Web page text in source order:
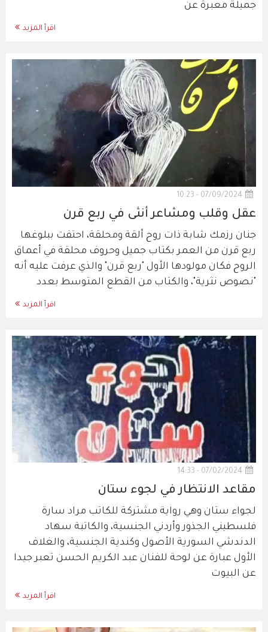
جميلة معبرة عن
اقرأ المزيد
07/09/2024 - 10:23
عقل وقلب ومشاعر أنثى في ربع قرن
جنان رزمك شابة ذات روح ألقة ومحلقة، احتفت ببلوغها
ربع قرن من العمر بكتاب جميل وحروف محلقة في أعماق
الروح فكان مولودها الأول "ربع قرن" والذي عرفت عليه أنه
"نصوص نثرية"، والكتاب من القطع المتوسط بعدد
اقرأ المزيد
07/02/2024 - 14:33
مقاعد الانتظار في لجوء ستان
لجواء ستان وهي رواية مشتركة للكاتب مراد سارة
فلسطيني الجذور وأردني الجنسية، والكاتبة سهاد
الدندشي السورية الأصول وكندية الجنسية، والغلاف
الأول عبارة عن لوحة للفنان عبد الكريم الحسن تعبر جيدا
عن البيوت
اقرأ المزيد